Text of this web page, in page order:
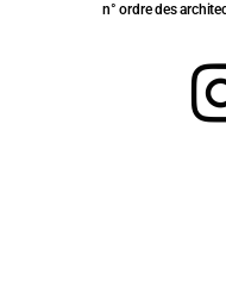
n° ordre des